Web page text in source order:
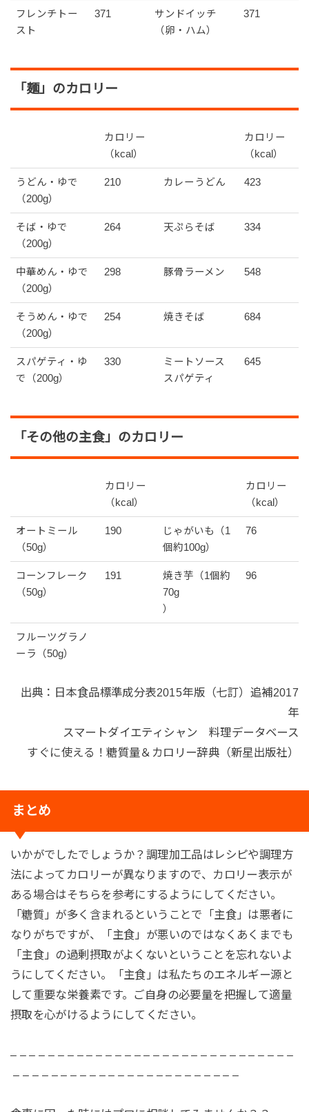
フレンチトー
スト
371
サンドイッチ
（卵・ハム）
371
「麺」のカロリー
カロリー
（kcal）
カロリー
（kcal）
うどん・ゆで
（200g）
210 カレーうどん 423
そば・ゆで
（200g）
264 天ぷらそば 334
中華めん・ゆで
（200g）
298 豚骨ラーメン 548
そうめん・ゆで
（200g）
254 焼きそば 684
スパゲティ・ゆ
で（200g）
330
ミートソース
スパゲティ
645
「その他の主食」のカロリー
カロリー
（kcal）
カロリー
（kcal）
オートミール
（50g）
190
じゃがいも（1
個約100g）
76
コーンフレーク
（50g）
191
焼き芋（1個約
70g
）
96
フルーツグラノ
ーラ（50g）
出典：日本食品標準成分表2015年版（七訂）追補2017
年
スマートダイエティシャン 料理データベース
すぐに使える！糖質量＆カロリー辞典（新星出版社）
まとめ
いかがでしたでしょうか？調理加工品はレシピや調理方
法によってカロリーが異なりますので、カロリー表示が
ある場合はそちらを参考にするようにしてください。
「糖質」が多く含まれるということで「主食」は悪者に
なりがちですが、「主食」が悪いのではなくあくまでも
「主食」の過剰摂取がよくないということを忘れないよ
うにしてください。「主食」は私たちのエネルギー源と
して重要な栄養素です。ご自身の必要量を把握して適量
摂取を心がけるようにしてください。
– – – – – – – – – – – – – – – – – – – – – – – – – – – – – –
– – – – – – – – – – – – – – – – – – – – – – – –